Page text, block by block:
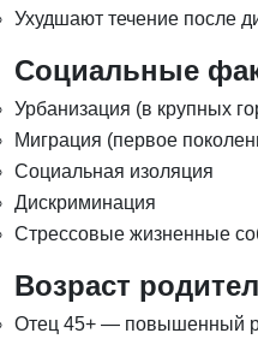
Ухудшают течение после
Социальные
Урбанизация (в крупных
Миграция (первое
Социальная изоляция
Дискриминация
Стрессовые жизненные
Возраст
Отец 45+ — повышенный